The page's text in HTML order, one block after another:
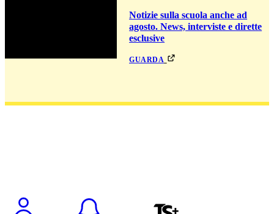
Notizie sulla scuola anche ad
agosto. News, interviste e dirette
esclusive
guarda